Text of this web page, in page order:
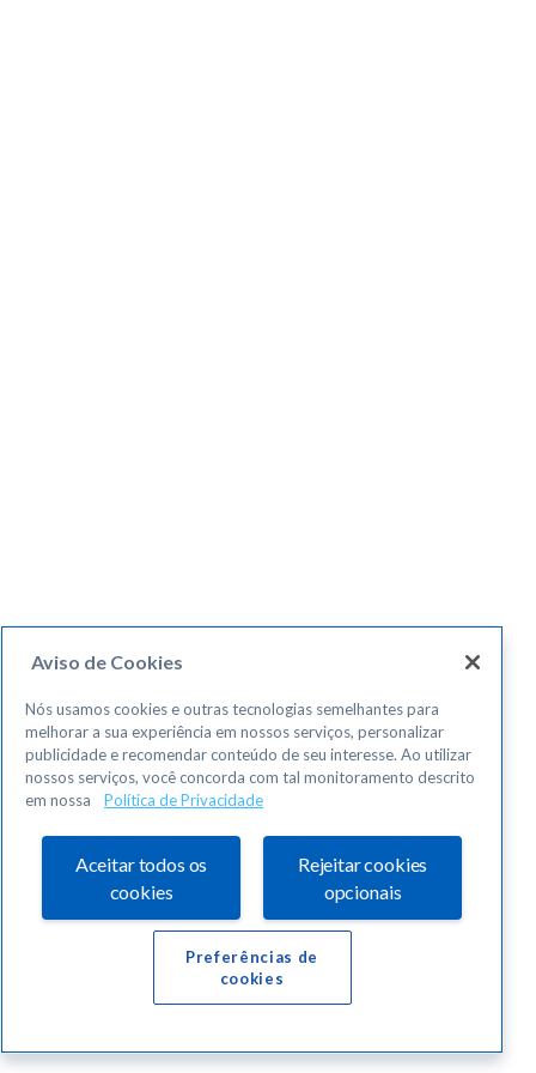
Aviso de Cookies
Nós usamos cookies e outras tecnologias semelhantes para
melhorar a sua experiência em nossos serviços, personalizar
publicidade e recomendar conteúdo de seu interesse. Ao utilizar
nossos serviços, você concorda com tal monitoramento descrito
em nossa
Política de Privacidade
Aceitar todos os
cookies
Rejeitar cookies
opcionais
Preferências de
cookies